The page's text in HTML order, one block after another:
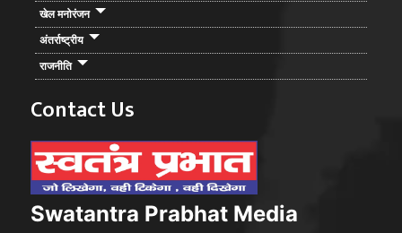
खेल मनोरंजन
अंतर्राष्ट्रीय
राजनीति
Contact Us
Swatantra Prabhat Media